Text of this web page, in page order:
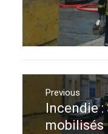
Navigation
l’article
Previous
Previous
post:
Incendie :
mobilisés